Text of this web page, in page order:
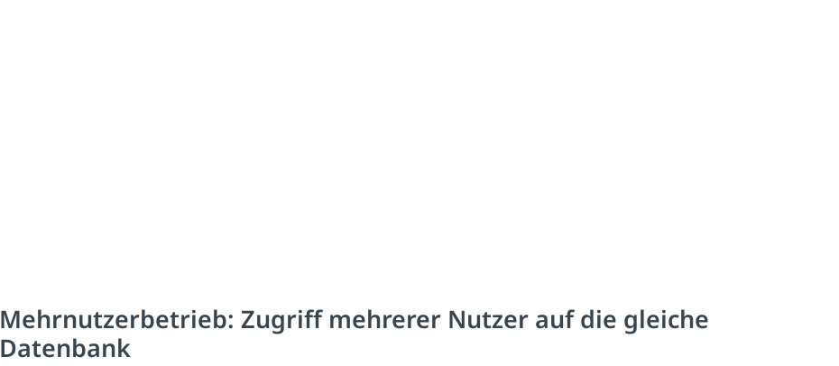
Mehrnutzerbetrieb: Zugriff mehrerer Nutzer auf die gleiche
Datenbank